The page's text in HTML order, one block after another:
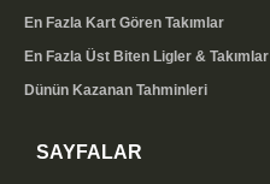
En Fazla Kart Gören Takımlar
En Fazla Üst Biten Ligler & Takımlar
Dünün Kazanan Tahminleri
SAYFALAR